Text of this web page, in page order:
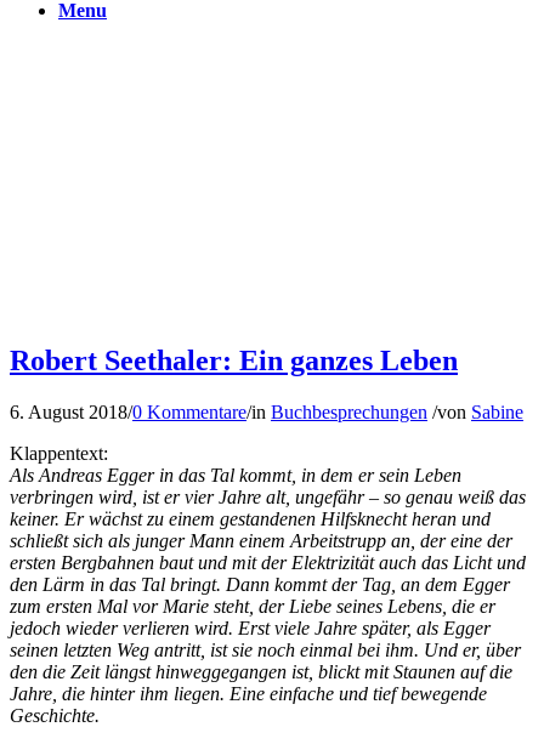
Menu
Robert Seethaler: Ein ganzes Leben
6. August 2018/0 Kommentare/in Buchbesprechungen /von Sabine
Klappentext:
Als Andreas Egger in das Tal kommt, in dem er sein Leben
verbringen wird, ist er vier Jahre alt, ungefähr – so genau weiß das
keiner. Er wächst zu einem gestandenen Hilfsknecht heran und
schließt sich als junger Mann einem Arbeitstrupp an, der eine der
ersten Bergbahnen baut und mit der Elektrizität auch das Licht und
den Lärm in das Tal bringt. Dann kommt der Tag, an dem Egger
zum ersten Mal vor Marie steht, der Liebe seines Lebens, die er
jedoch wieder verlieren wird. Erst viele Jahre später, als Egger
seinen letzten Weg antritt, ist sie noch einmal bei ihm. Und er, über
den die Zeit längst hinweggegangen ist, blickt mit Staunen auf die
Jahre, die hinter ihm liegen. Eine einfache und tief bewegende
Geschichte.